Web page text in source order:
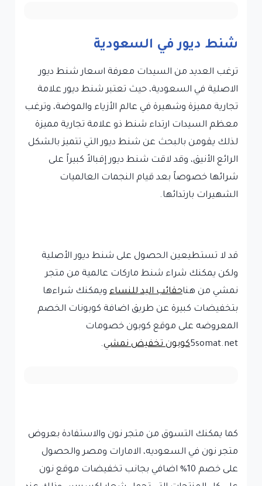
شنط ديور في السعودية
ترغب العديد من السيدات معرفة اسعار شنط ديور
الاصلية في السعودية، حيث تعتبر شنط ديور علامة
تجارية مميزة وشهيرة في عالم الأزياء والموضة، وترغب
معظم السيدات ارتداء شنط ذو علامة تجارية مميزة
لذلك يقومن بالبحث عن شنط ديور التي تتميز بالشكل
الرائع الأنيق، وقد لاقت شنط ديور إقبالاً كبيراً على
شرائها خصوصاً بعد قيام النجمات العالميات
الشهيرات بارتدائها.
قد لا تستطيعين الحصول على شنط ديور الأصلية
ولكن يمكنك شراء شنط ماركات عالمية من متجر
نمشي من هناحقائب اليد للنساءويمكنك شراءها
بتخفيضات كبيرة عن طريق اضافة كوبونات الخصم
المعروضه على موقع كوبون خصومات
5somat.netكوبون تخفيض نمشي.
كما يمكنك التسوق من متجر نون والاستفادة بعروض
متجر نون في السعوديه، الامارات ومصر والحصول
على خصم 10% اضافي بجانب تخفيضات موقع نون